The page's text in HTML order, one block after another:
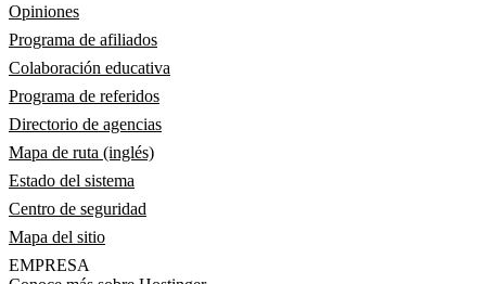
Opiniones
Programa de afiliados
Colaboración educativa
Programa de referidos
Directorio de agencias
Mapa de ruta (inglés)
Estado del sistema
Centro de seguridad
Mapa del sitio
EMPRESA